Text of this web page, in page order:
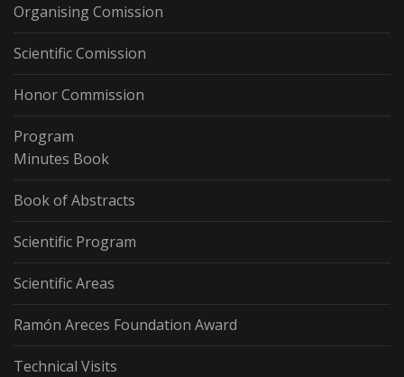
Organising Comission
Scientific Comission
Honor Commission
Program
Minutes Book
Book of Abstracts
Scientific Program
Scientific Areas
Ramón Areces Foundation Award
Technical Visits